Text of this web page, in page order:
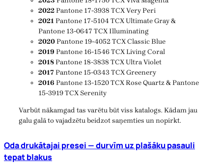
2022Pantone 17-3938 TCX Very Peri
2021Pantone 17-5104 TCX Ultimate Gray &
Pantone 13-0647 TCX Illuminating
2020Pantone 19-4052 TCX Classic Blue
2019 Pantone 16-1546 TCX Living Coral
2018Pantone 18-3838 TCX Ultra Violet
2017Pantone 15-0343 TCX Greenery
2016 Pantone 13-1520 TCX Rose Quartz & Pantone
15-3919 TCX Serenity
Varbūt nākamgad tas varētu būt viss katalogs. Kādam jau
galu galā to vajadzētu beidzot saņemties un nopirkt.
Oda drukātajai presei — durvīm uz plašāku pasauli
tepat blakus